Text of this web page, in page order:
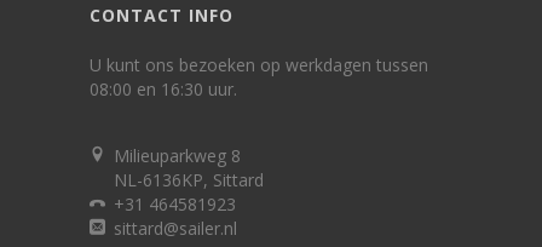
CONTACT INFO
U kunt ons bezoeken op werkdagen tussen
08:00 en 16:30 uur.
Milieuparkweg 8
NL-6136KP, Sittard
+31 464581923
sittard@sailer.nl